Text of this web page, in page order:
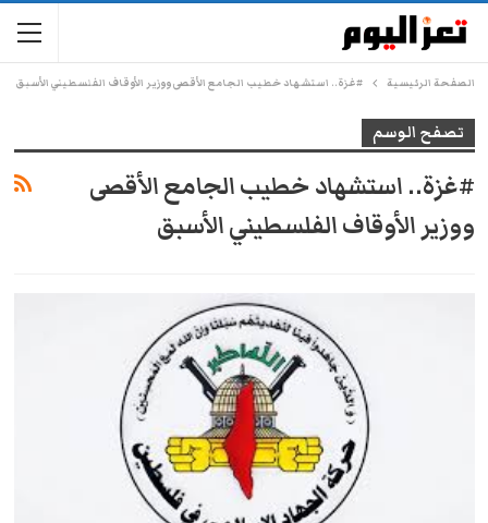
الصفحة الرئيسية #غزة.. استشهاد خطيب الجامع الأقصى ووزير الأوقاف الفلسطيني الأسبق
تصفح الوسم
#غزة.. استشهاد خطيب الجامع الأقصى
ووزير الأوقاف الفلسطيني الأسبق